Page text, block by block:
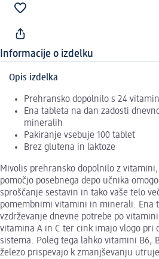
Informacije o izdelku
Opis izdelka
Prehransko dopolnilo s 24
Ena tableta na dan zadosti
mineralih
Pakiranje vsebuje 100 tablet
Brez glutena in laktoze
Mivolis prehransko dopolnilo z
pomočjo posebnega depo učnika
sproščanje sestavin in tako vaše telo
pomembnimi vitamini in minerali. Ena
vzdrževanje dnevne potrebe po
vitamina A in C ter cink imajo vlogo pri
sistema. Poleg tega lahko vitamini B6,
železo prispevajo k zmanjševanju